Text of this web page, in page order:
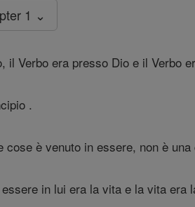
1 ⌄
il Verbo era presso Dio e il Verbo
.
è venuto in essere, non è
in lui era la vita e la vita era